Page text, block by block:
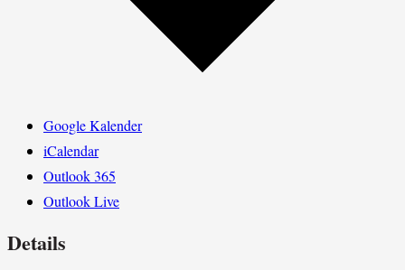
Google Kalender
iCalendar
Outlook 365
Outlook Live
Details